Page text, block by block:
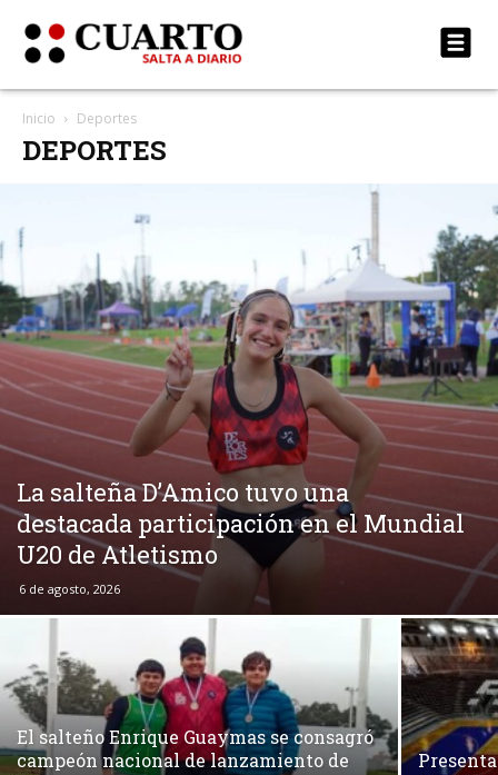
Inicio Deportes
DEPORTES
La salteña D’Amico tuvo una
destacada participación en el Mundial
U20 de Atletismo
6 de agosto, 2026
El salteño Enrique Guaymas se consagró
campeón nacional de lanzamiento de